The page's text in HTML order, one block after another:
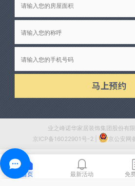
业之峰诺华家居装饰集团股份有
京ICP备16022901号-2
京公安网
首页 最新活动 免